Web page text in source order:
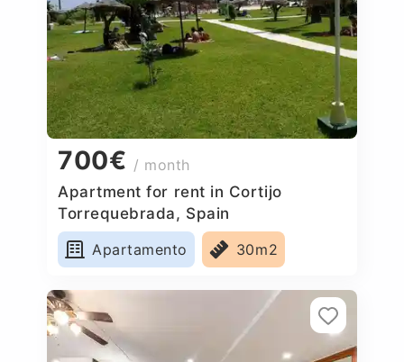
700€ / month
Apartment for rent in Cortijo
Torrequebrada, Spain
Apartamento
30m2